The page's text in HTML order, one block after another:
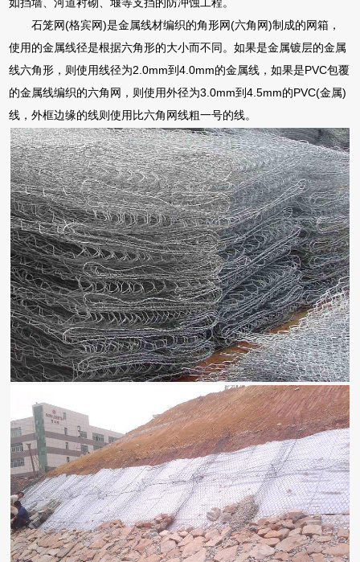
石笼网(格宾网)是金属线材编织的角形网(六角网)制成的网箱，
使用的金属线径是根据六角形的大小而不同。如果是金属镀层的金属
线六角形，则使用线径为2.0mm到4.0mm的金属线，如果是PVC包覆
的金属线编织的六角网，则使用外径为3.0mm到4.5mm的PVC(金属)
线，外框边缘的线则使用比六角网线粗一号的线。